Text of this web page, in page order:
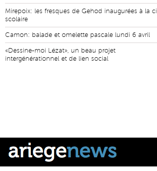
Mirepoix: les fresques de Gehod inaugurées à la
scolaire
Camon: balade et omelette pascale lundi 6 avril
«Dessine-moi Lézat», un beau projet
intergénérationnel et de lien social